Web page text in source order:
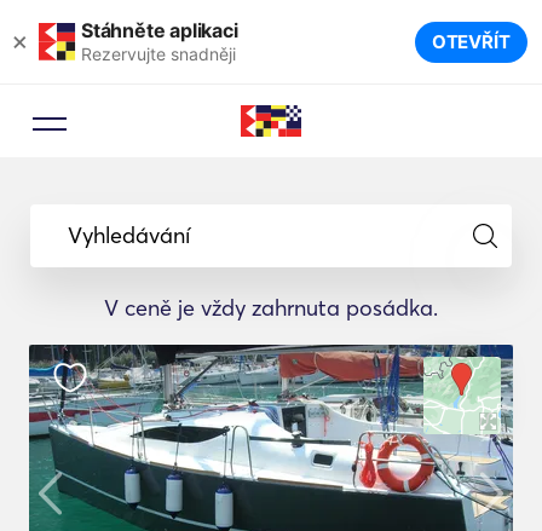
× Stáhněte aplikaci
Rezervujte snadněji OTEVŘÍT
Vyhledávání
V ceně je vždy zahrnuta posádka.